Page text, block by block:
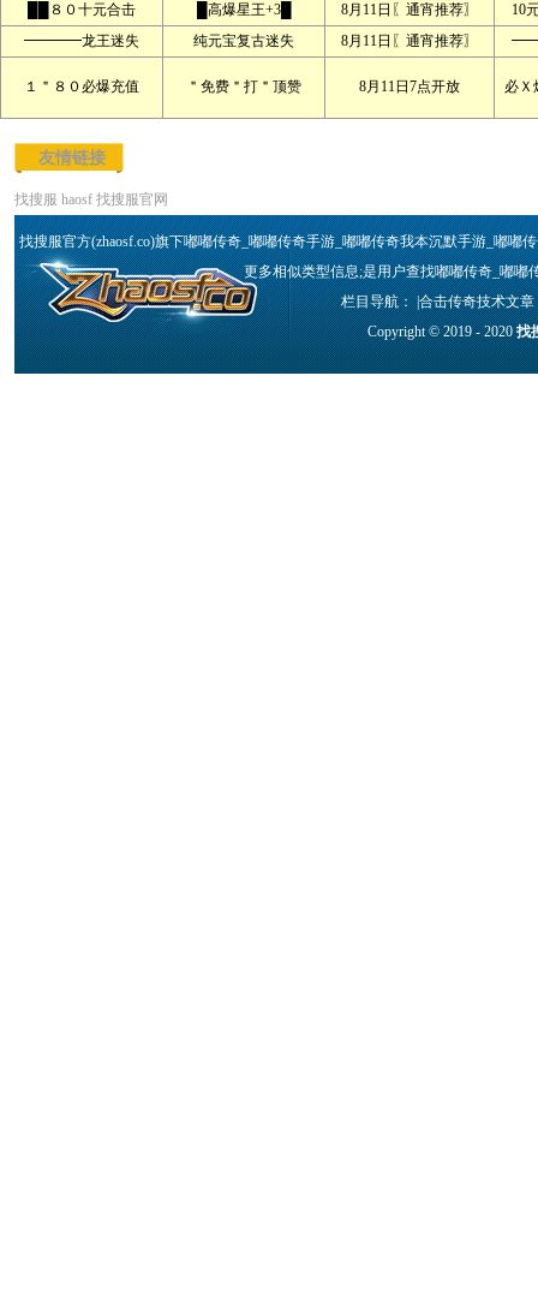
██８０十元合击
█高爆星王+3█ 8月11日〖通宵推荐〗
10
━━━━龙王迷失
纯元宝复古迷失 8月11日〖通宵推荐〗 ━━
１＂８０必爆充值 ＂免费＂打＂顶赞 8月11日7点开放 必Ｘ
友情链接
找搜服 haosf 找搜服官网
找搜服官方(zhaosf.co)旗下嘟嘟传奇_嘟嘟传奇手游_嘟嘟传奇我本沉默手游_嘟
更多相似类型信息;是用户查找嘟嘟传奇_嘟嘟
栏目导航： |合击传奇技术文章
Copyright © 2019 - 2020找